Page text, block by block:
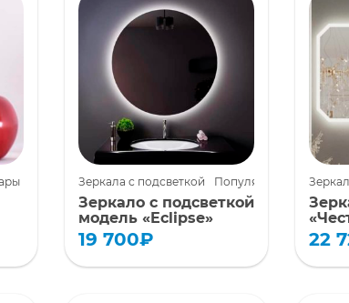
Зеркала с подсветкой Популярные товары
Зеркало с подсветкой
модель «Eclipse»
Зеркало с подсветкой
19 700₽ 22